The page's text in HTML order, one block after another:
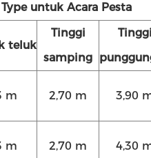
untuk Acara Pesta
teluk
Tinggi
samping
Tinggi
m 2,70 m 3,90
m 2,70 m 4,30